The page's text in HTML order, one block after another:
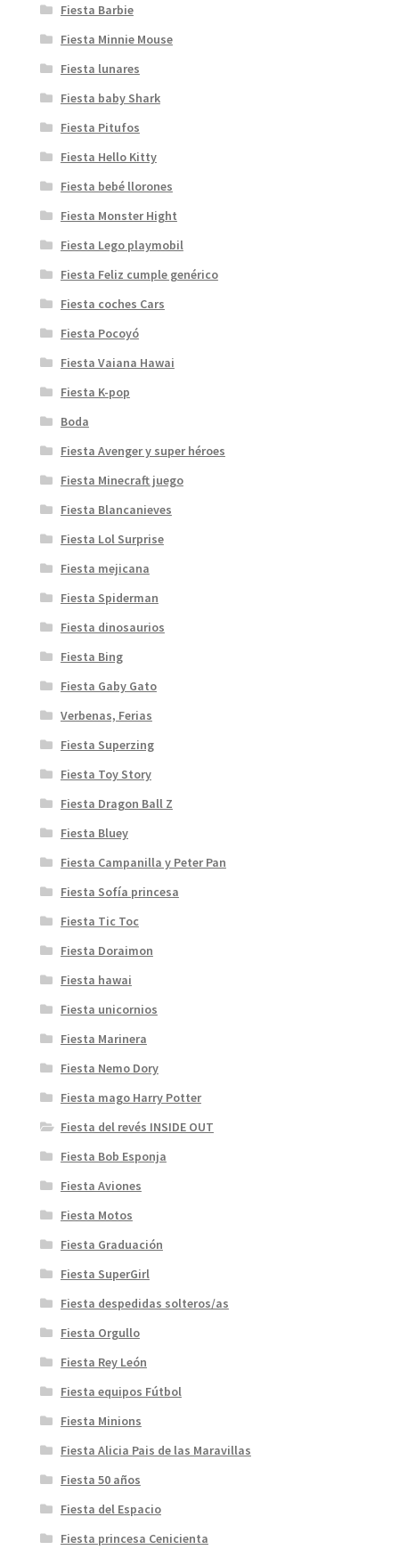
Fiesta Barbie
Fiesta Minnie Mouse
Fiesta lunares
Fiesta baby Shark
Fiesta Pitufos
Fiesta Hello Kitty
Fiesta bebé llorones
Fiesta Monster Hight
Fiesta Lego playmobil
Fiesta Feliz cumple genérico
Fiesta coches Cars
Fiesta Pocoyó
Fiesta Vaiana Hawai
Fiesta K-pop
Boda
Fiesta Avenger y super héroes
Fiesta Minecraft juego
Fiesta Blancanieves
Fiesta Lol Surprise
Fiesta mejicana
Fiesta Spiderman
Fiesta dinosaurios
Fiesta Bing
Fiesta Gaby Gato
Verbenas, Ferias
Fiesta Superzing
Fiesta Toy Story
Fiesta Dragon Ball Z
Fiesta Bluey
Fiesta Campanilla y Peter Pan
Fiesta Sofía princesa
Fiesta Tic Toc
Fiesta Doraimon
Fiesta hawai
Fiesta unicornios
Fiesta Marinera
Fiesta Nemo Dory
Fiesta mago Harry Potter
Fiesta del revés INSIDE OUT
Fiesta Bob Esponja
Fiesta Aviones
Fiesta Motos
Fiesta Graduación
Fiesta SuperGirl
Fiesta despedidas solteros/as
Fiesta Orgullo
Fiesta Rey León
Fiesta equipos Fútbol
Fiesta Minions
Fiesta Alicia Pais de las Maravillas
Fiesta 50 años
Fiesta del Espacio
Fiesta princesa Cenicienta